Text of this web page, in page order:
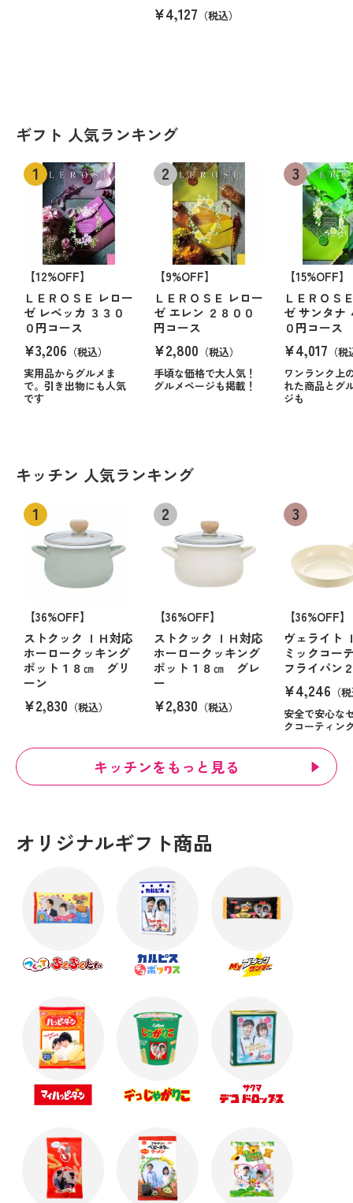
¥4,127 （税込）
ギフト 人気ランキング
【12%OFF】
ＬＥＲＯＳＥ レロー
ゼ レベッカ ３３０
０円コース
¥3,206 （税込）
実用品からグルメま
で。引き出物にも人気
です
【9%OFF】
ＬＥＲＯＳＥ レロー
ゼ エレン ２８００
円コース
¥2,800 （税込）
手頃な価格で大人気！
グルメページも掲載！
【15%OFF】
ＬＥＲＯＳ
ゼ サンタナ
０円コース
¥4,017 （
ワンランク上
れた商品とグ
ジも
キッチン 人気ランキング
【36%OFF】
ストクック ＩＨ対応
ホーロークッキング
ポット１８㎝ グリ
ーン
¥2,830 （税込）
【36%OFF】
ストクック ＩＨ対応
ホーロークッキング
ポット１８㎝ グレ
ー
¥2,830 （税込）
【36%OFF】
ヴェライト
ミックコー
フライパン
¥4,246 （
安全で安心な
クコーティン
キッチンをもっと見る
オリジナルギフト商品